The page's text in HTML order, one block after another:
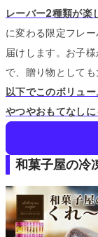
レーバー2種類が楽
に変わる限定フレ
届けします。 お子
で、贈り物として
以下でこのボリュ
やつやおもてなしに
和菓子屋の冷